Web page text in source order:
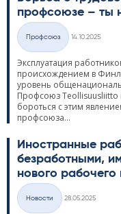
профсоюзе – ты
Категории
Профсоюз
14.10.2025
Эксплуатация
происхождением в
уровень
Профсоюз Teol­li­suus­liitto
бороться с этим
профсоюза...
Иностранные
безработными,
нового рабочего
Категории
Hовости
28.05.2025